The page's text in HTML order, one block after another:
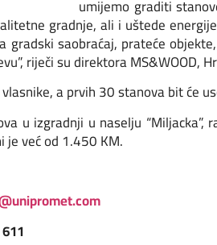
umijemo graditi
gradnje, ali i uštede
gradski saobraćaj, prateće
riječi su direktora MS&WOOD,
a prvih 30 stanova bit će
u izgradnji u naselju
već od 1.450 KM.